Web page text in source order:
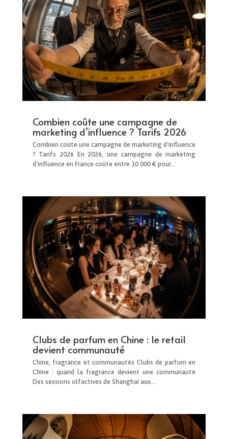
Combien coûte une campagne de
marketing d’influence ? Tarifs 2026
Combien coûte une campagne de marketing d'influence
? Tarifs 2026 En 2026, une campagne de marketing
d'influence en France coûte entre 10 000 € pour...
Clubs de parfum en Chine : le retail
devient communauté
Chine, fragrance et communautés Clubs de parfum en
Chine : quand la fragrance devient une communauté
Des sessions olfactives de Shanghai aux...